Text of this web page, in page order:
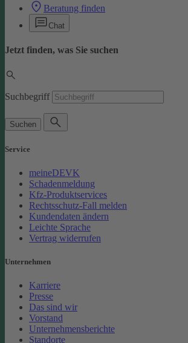
Beratung finden
Chat
Jetzt finden, was Sie suchen
Suchbegriff
Suchen
Service
meineDEVK
Schadenmeldung
Kfz-Produktservices
Rechtsschutz-Fall melden
Kundendaten ändern
Leichte Sprache
Vertrag widerrufen
Unternehmen
Karriere
Presse
Das sind wir
Vorstand
Unternehmensberichte
Standorte